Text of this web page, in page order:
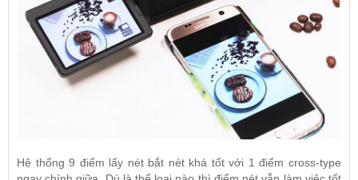
Hệ thống 9 điểm lấy nét bắt nét khá tốt với 1 điểm cross-type